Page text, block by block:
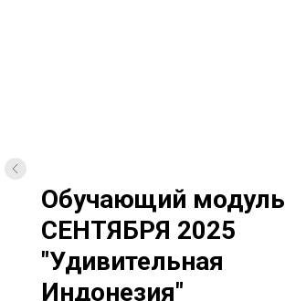
Обучающий модуль
СЕНТЯБРЯ 2025
"Удивительная
Индонезия"